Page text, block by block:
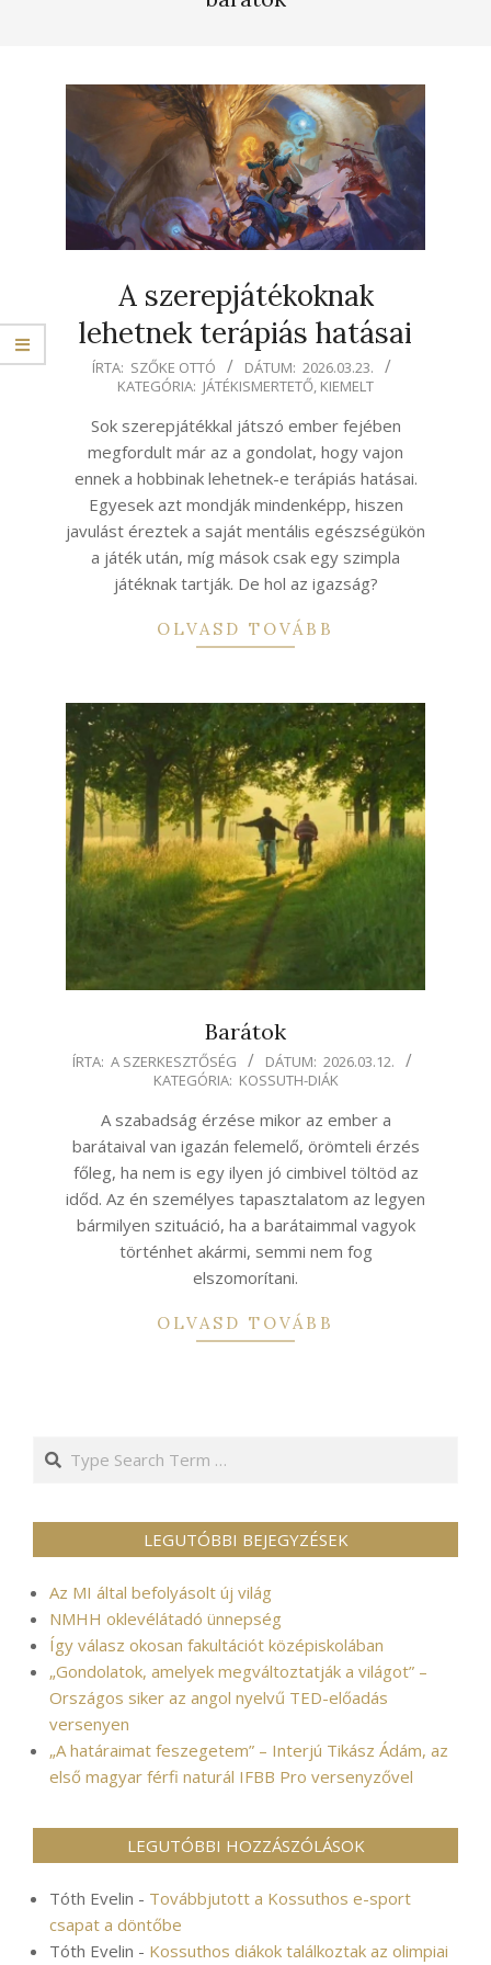
A szerepjátékoknak
lehetnek terápiás hatásai
2026-
ÍRTA: SZŐKE OTTÓ DÁTUM: 2026.03.23.
KATEGÓRIA: JÁTÉKISMERTETŐ, KIEMELT
Sok szerepjátékkal játszó ember fejében
megfordult már az a gondolat, hogy vajon
ennek a hobbinak lehetnek-e terápiás hatásai.
Egyesek azt mondják mindenképp, hiszen
javulást éreztek a saját mentális egészségükön
a játék után, míg mások csak egy szimpla
játéknak tartják. De hol az igazság?
OLVASD TOVÁBB
Barátok
2026-
ÍRTA: A SZERKESZTŐSÉG DÁTUM: 2026.03.12.
KATEGÓRIA: KOSSUTH-DIÁK
A szabadság érzése mikor az ember a
barátaival van igazán felemelő, örömteli érzés
főleg, ha nem is egy ilyen jó cimbivel töltöd az
időd. Az én személyes tapasztalatom az legyen
bármilyen szituáció, ha a barátaimmal vagyok
történhet akármi, semmi nem fog
elszomorítani.
OLVASD TOVÁBB
Search
LEGUTÓBBI BEJEGYZÉSEK
Az MI által befolyásolt új világ
NMHH oklevélátadó ünnepség
Így válasz okosan fakultációt középiskolában
„Gondolatok, amelyek megváltoztatják a világot” –
Országos siker az angol nyelvű TED-előadás
versenyen
„A határaimat feszegetem” – Interjú Tikász Ádám, az
első magyar férfi naturál IFBB Pro versenyzővel
LEGUTÓBBI HOZZÁSZÓLÁSOK
Tóth Evelin - Továbbjutott a Kossuthos e-sport
csapat a döntőbe
Tóth Evelin - Kossuthos diákok találkoztak az olimpiai